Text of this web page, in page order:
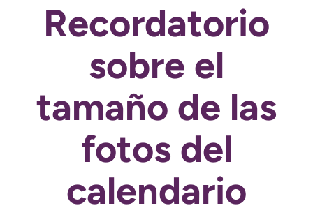
Recordatorio
sobre el
tamaño de las
fotos del
calendario